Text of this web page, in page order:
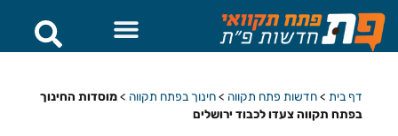
דף בית >חדשות פתח תקווה >חינוך בפתח תקווה >מוסדות החינוך
בפתח תקווה צעדו לכבוד ירושלים